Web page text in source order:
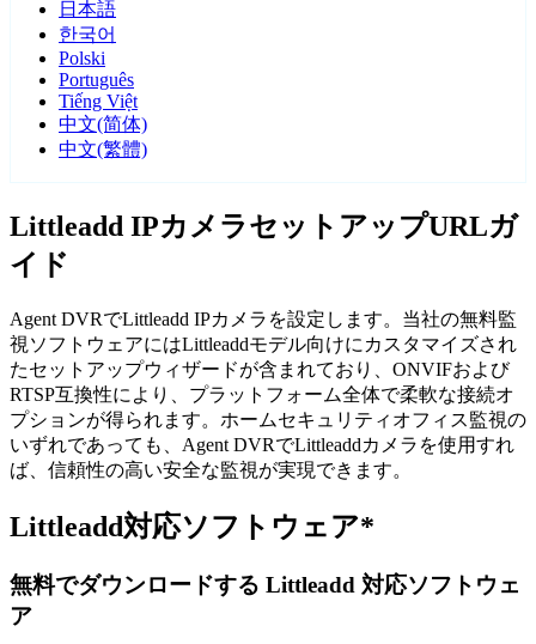
日本語
한국어
Polski
Português
Tiếng Việt
中文(简体)
中文(繁體)
Littleadd IPカメラセットアップURLガ
イド
Agent DVRでLittleadd IPカメラを設定します。当社の無料監
視ソフトウェアにはLittleaddモデル向けにカスタマイズされ
たセットアップウィザードが含まれており、ONVIFおよび
RTSP互換性により、プラットフォーム全体で柔軟な接続オ
プションが得られます。ホームセキュリティオフィス監視の
いずれであっても、Agent DVRでLittleaddカメラを使用すれ
ば、信頼性の高い安全な監視が実現できます。
Littleadd対応ソフトウェア*
無料でダウンロードする Littleadd 対応ソフトウェ
ア